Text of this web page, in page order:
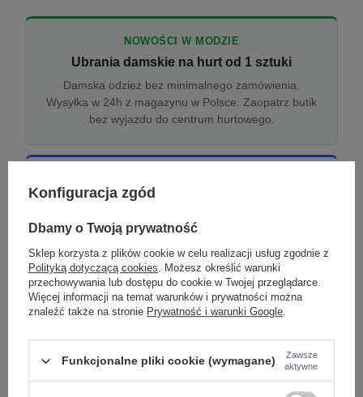
NOWOŚCI W MODZIE
Ubrania damskie na hurt od 1 sztuki
Damska odzież bez minimalnego zamówienia.
Wysyłka w 24h z magazynu w Polsce. Zaopatrz butik
bez wyjazdu do centrum hurtowego.
Odzież damska hurtowo online
Internetowa hurtownia damska z plikiem XML/CSV.
Aktualizacja stanów co godzinę.
DROPSHIPPING
Damskie ubrania w dropshippingu
Hurt odzieży damskiej z wysyłką na etykiecie Twojego
sklepu w całej UE. Zero magazynu, zero
Konfiguracja zgód
Dbamy o Twoją prywatność
Sklep korzysta z plików cookie w celu realizacji usług zgodnie z
Polityką dotyczącą cookies. Możesz określić warunki
przechowywania lub dostępu do cookie w Twojej przeglądarce.
Więcej informacji na temat warunków i prywatności można
znaleźć także na stronie Prywatność i warunki Google.
Funkcjonalne pliki cookie (wymagane)
Zawsze
aktywne